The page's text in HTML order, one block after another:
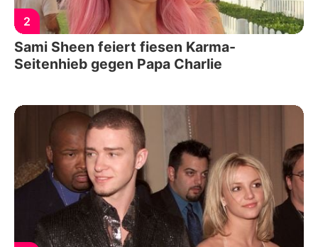
2
Sami Sheen feiert fiesen Karma-
Seitenhieb gegen Papa Charlie